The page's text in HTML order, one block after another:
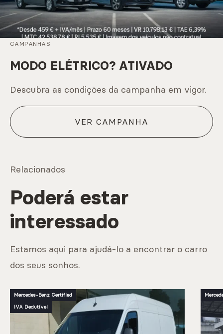
CAMPANHAS
MODO ELÉTRICO? ATIVADO
Descubra as condições da campanha em vigor.
VER CAMPANHA
Relacionados
Poderá estar
interessado
Estamos aqui para ajudá-lo a encontrar o carro
dos seus sonhos.
Mercedes-Benz Certified
IVA Dedutível